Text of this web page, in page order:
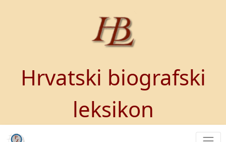
Hrvatski biografski
leksikon